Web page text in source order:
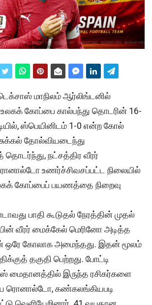
மாநிலம் ஆர்லிங்டனில்
உலகக் கோப்பை கால்பந்து தொடரின் 16-
ஸ்பெயினிடம் 1-0 என்ற கோல்
தோல்வியடைந்து
தொடர்ந்து, நட்சத்திர வீரர்
உணர்ச்சிவசப்பட்ட நிலையில்
கோப்பைப் பயணத்தை நிறைவு
பாதி கூடுதல் நேரத்தின் முதல்
வீரர் மைக்கேல் மெரினோ அடித்த
கோலாக அமைந்தது. இதன் மூலம்
தகுதி பெற்றது. போட்டி
மைதானத்தில் இருந்த ரசிகர்களை
ரொனால்டோ, கண்கலங்கியபடி